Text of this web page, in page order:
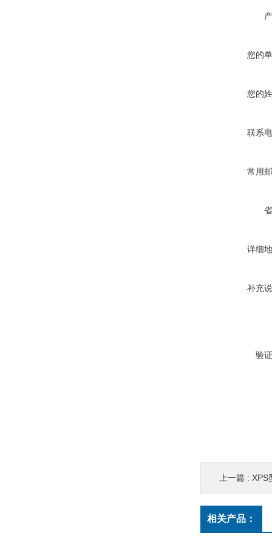
您的
您的
联系
常用
详细
补充
验
上一篇 : XPS
相关产品：